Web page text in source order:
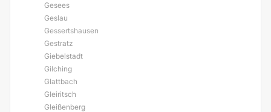
Gesees
Geslau
Gessertshausen
Gestratz
Giebelstadt
Gilching
Glattbach
Gleiritsch
Gleißenberg